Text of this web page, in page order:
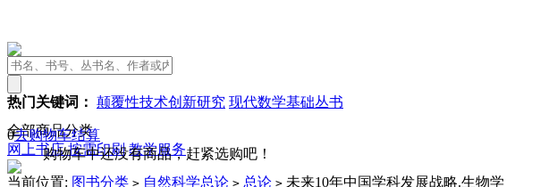
热门关键词： 颠覆性技术创新研究 现代数学基础丛书
0去购物车结算
购物车中还没有商品，赶紧选购吧！
全部商品分类
网上书店按需印刷 教学服务
当前位置: 图书分类 > 自然科学总论 > 总论 > 未来10年中国学科发展战略.生物学